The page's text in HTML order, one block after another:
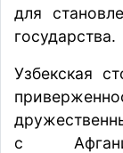
для
государства.
Узбекская
с